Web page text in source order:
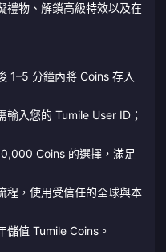
禮物、解鎖高級特效以及在
分鐘內將 Coins 存入
入您的 Tumile User ID；
Coins 的選擇，滿足
，使用受信任的全球與本
值 Tumile Coins。